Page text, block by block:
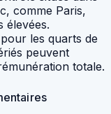
comme Paris,
élevées.
les quarts de
peuvent
totale.